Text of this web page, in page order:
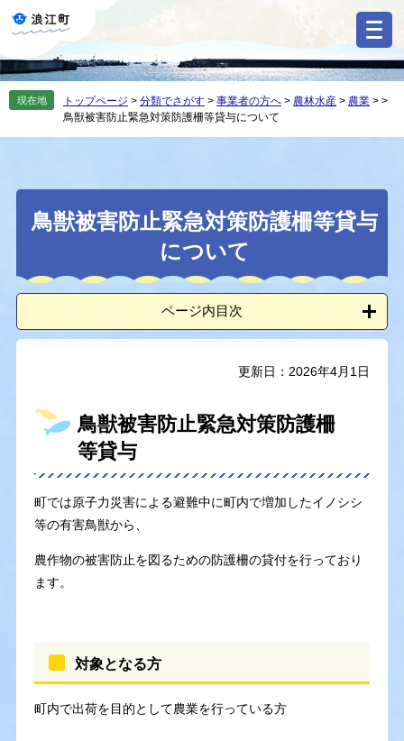
の
先
す
ー
を
し
現在地 トップページ > 分類でさがす > 事業者の方へ > 農林水産 > 農業 > >
鳥獣被害防止緊急対策防護柵等貸与について
本
鳥獣被害防止緊急対策防護柵等貸与
について
ページ内目次
更新日：2026年4月1日
鳥獣被害防止緊急対策防護柵
等貸与
町では原子力災害による避難中に町内で増加したイノシシ
等の有害鳥獣から、
農作物の被害防止を図るための防護柵の貸付を行っており
ます。
対象となる方
町内で出荷を目的として農業を行っている方